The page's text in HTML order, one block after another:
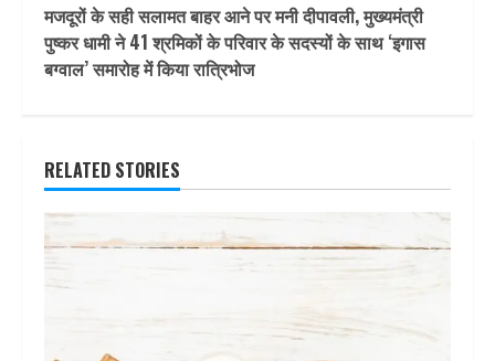
मजदूरों के सही सलामत बाहर आने पर मनी दीपावली, मुख्यमंत्री
पुष्कर धामी ने 41 श्रमिकों के परिवार के सदस्यों के साथ ‘इगास
बग्वाल’ समारोह में क‍िया रात्रिभोज
RELATED STORIES